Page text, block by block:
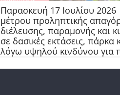
Παρασκευή 17 Ιουλίου
μέτρου προληπτικής
διέλευσης, παραμονής και
σε δασικές εκτάσεις, πάρκα
λόγω υψηλού κινδύνου για